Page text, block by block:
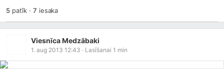
5patīk ·7 iesaka
Viesnīca Medzābaki
1. aug 2013 12:43 · Lasīšanai 1 min